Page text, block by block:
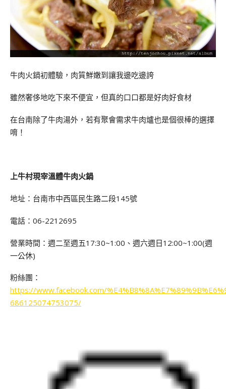
牛肉火鍋初體驗，肉質鮮嫩到讓我邊吃邊誇
雖然奢侈地吃下來不便宜，但真的口口都是好肉好食材
在台南除了牛肉湯外，若有聚會需求牛肉爐也是個很棒的選擇
唷！
上牛村現宰溫體牛肉火鍋
地址：台南市中西區民生路二段145號
電話：06-2212695
營業時間：週二至週五17:30~1:00、週六週日12:00~1:00(週
一公休)
粉絲團：
https://www.facebook.com/
686125074753075/